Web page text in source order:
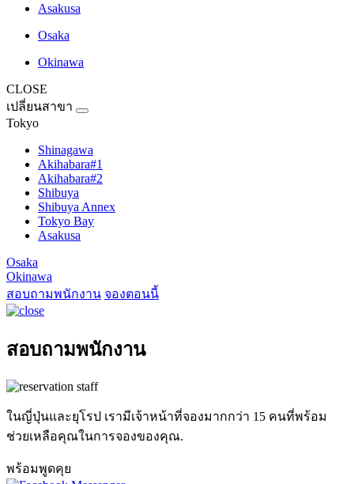
Asakusa
Osaka
Okinawa
CLOSE
เปลี่ยนสาขา
Tokyo
Shinagawa
Akihabara#1
Akihabara#2
Shibuya
Shibuya Annex
Tokyo Bay
Asakusa
Osaka
Okinawa
สอบถามพนักงาน จองตอนนี้
สอบถามพนักงาน
ในญี่ปุ่นและยุโรป เรามีเจ้าหน้าที่จองมากกว่า 15 คนที่พร้อม
ช่วยเหลือคุณในการจองของคุณ.
พร้อมพูดคุย